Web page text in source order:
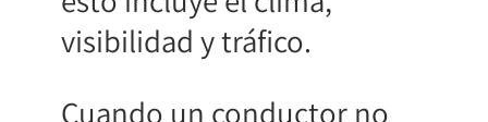
visibilidad y tráfico.
Cuando un conductor no